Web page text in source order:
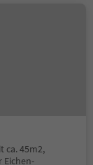
ca. 45m2,
Eichen-